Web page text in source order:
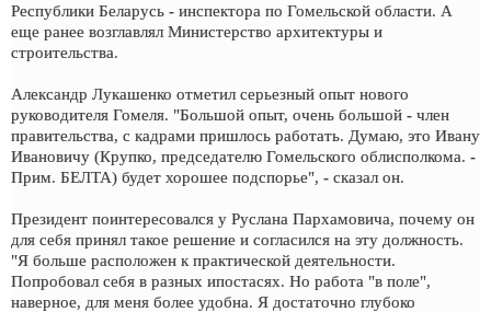
Республики Беларусь - инспектора по Гомельской области. А
еще ранее возглавлял Министерство архитектуры и
строительства.
Александр Лукашенко отметил серьезный опыт нового
руководителя Гомеля. "Большой опыт, очень большой - член
правительства, с кадрами пришлось работать. Думаю, это Ивану
Ивановичу (Крупко, председателю Гомельского облисполкома. -
Прим. БЕЛТА) будет хорошее подспорье", - сказал он.
Президент поинтересовался у Руслана Пархамовича, почему он
для себя принял такое решение и согласился на эту должность.
"Я больше расположен к практической деятельности.
Попробовал себя в разных ипостасях. Но работа "в поле",
наверное, для меня более удобна. Я достаточно глубоко